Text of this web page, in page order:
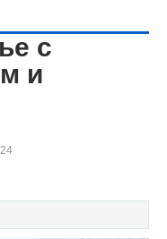
с
и